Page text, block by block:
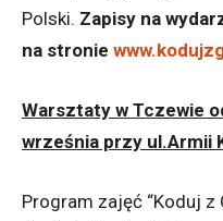
Polski. Zapisy na
na stronie
Warsztaty w Tczewie
września przy ul.Armii
Program zajęć “Koduj